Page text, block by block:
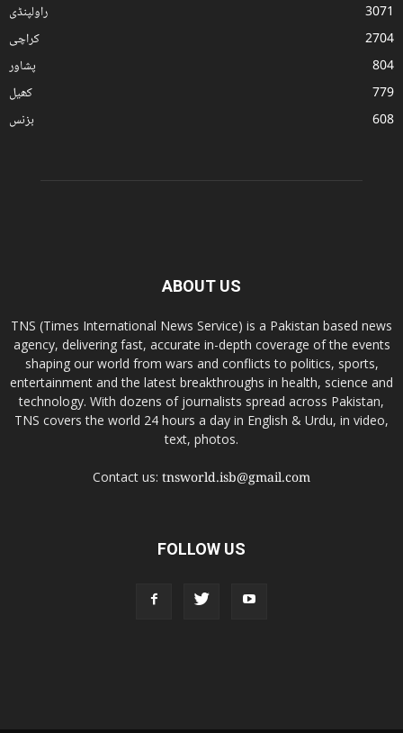
راولپنڈی
3071
کراچی
2704
پشاور
804
کھیل
779
بزنس
608
ABOUT US
TNS (Times International News Service) is a Pakistan based news
agency, delivering fast, accurate in-depth coverage of the events
shaping our world from wars and conflicts to politics, sports,
entertainment and the latest breakthroughs in health, science and
technology. With dozens of journalists spread across Pakistan,
TNS covers the world 24 hours a day in English & Urdu, in video,
text, photos.
Contact us: tnsworld.isb@gmail.com
FOLLOW US